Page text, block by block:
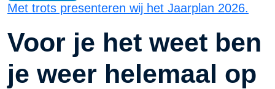
Met trots presenteren wij het Jaarplan 2026.
Voor je het weet ben
je weer helemaal op